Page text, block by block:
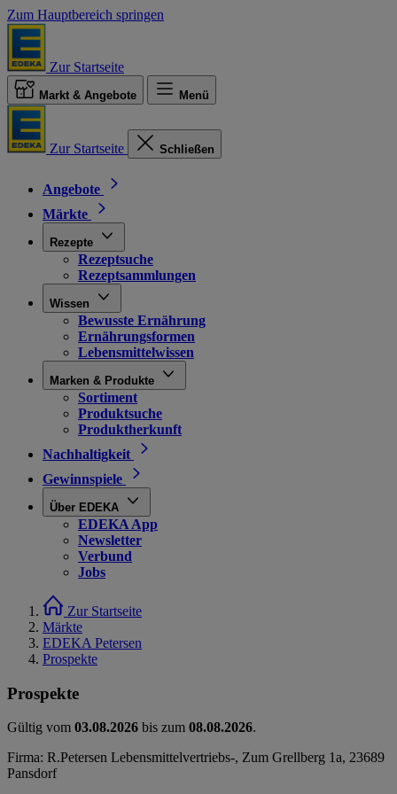
Zum Hauptbereich springen
Zur Startseite
Markt & Angebote Menü
Zur Startseite Schließen
Angebote
Märkte
Rezepte
Rezeptsuche
Rezeptsammlungen
Wissen
Bewusste Ernährung
Ernährungsformen
Lebensmittelwissen
Marken & Produkte
Sortiment
Produktsuche
Produktherkunft
Nachhaltigkeit
Gewinnspiele
Über EDEKA
EDEKA App
Newsletter
Verbund
Jobs
Zur Startseite
Märkte
EDEKA Petersen
Prospekte
Prospekte
Gültig vom 03.08.2026 bis zum 08.08.2026.
Firma: R.Petersen Lebensmittelvertriebs-, Zum Grellberg 1a, 23689
Pansdorf